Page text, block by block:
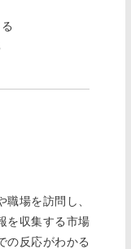
場を訪問し、
を収集する市場
の反応がわかる